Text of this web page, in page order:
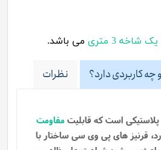
یک شاخه 3 متری می باشد.
کاربردی دارد؟ نظرات
پلاستیکی است که قابلیتمقاومت
قرنیز های پی وی سی ساختار با